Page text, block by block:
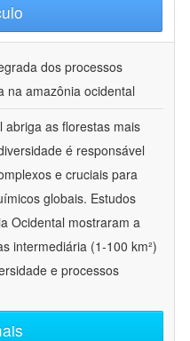
dos processos
na amazônia ocidental
abriga as florestas mais
é responsável
e cruciais para
globais. Estudos
Ocidental mostraram a
intermediária (1-100 km²)
e processos